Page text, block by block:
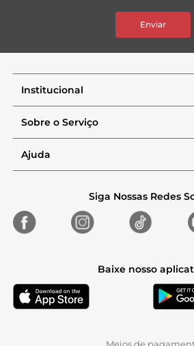
Enviar
Institucional
Sobre o Serviço
Ajuda
Siga Nossas Redes
Baixe nosso